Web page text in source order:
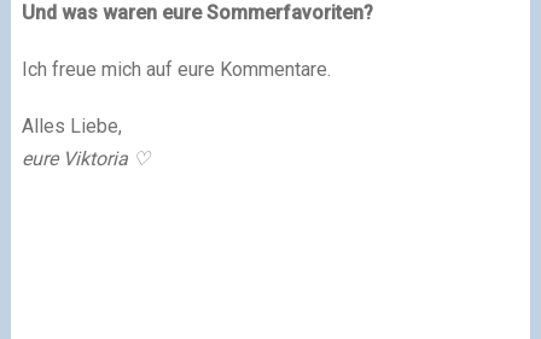
Und was waren eure Sommerfavoriten?
Ich freue mich auf eure Kommentare.
Alles Liebe,
eure Viktoria ♡